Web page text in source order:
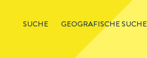
SUCHE GEOGRAFISCHE SUCHE